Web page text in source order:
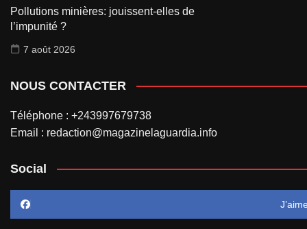
Pollutions minières: jouissent-elles de
l’impunité ?
7 août 2026
NOUS CONTACTER
Téléphone : +243997679738
Email : redaction@magazinelaguardia.info
Social